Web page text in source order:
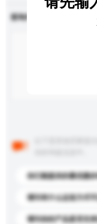
查询内容
你们能提供的最优惠价
请问有什么运送方式可
请问你的产品是否支持